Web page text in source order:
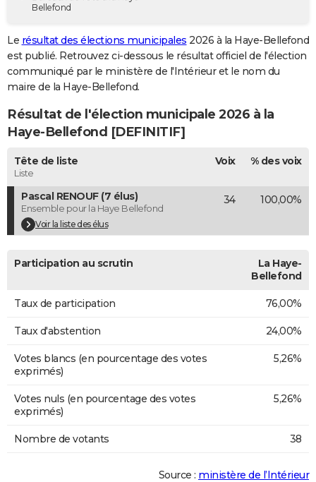
Destinations
City break
Voyage nature
Voyage de noces
Forum
GUIDES D'ACHAT
BONS PLANS
Carte de Noël
Carte Bonne année
Carte Saint-Valentin
Carte Pâques
Carte d'anniversaire
DICTIONNAIRE
Dictionnaire
Biographies
Citations
Expressions
Proverbes
PROGRAMME TV
COPAINS D'AVANT
S'inscrire
Se connecter
Lycées
Collèges
Primaires
Universités
Entreprises
Service militaire
Avis de recherche
AVIS DE DÉCÈS
Bricolage
Television
Bellefond
Le résultat des élections municipales 2026 à la Haye-Bellefond
est publié. Retrouvez ci-dessous le résultat officiel de l'élection
communiqué par le ministère de l'Intérieur et le nom du
maire de la Haye-Bellefond.
Résultat de l'élection municipale 2026 à la
Haye-Bellefond [DEFINITIF]
Tête de liste
Liste
Voix % des voix
Pascal RENOUF (7 élus)
Ensemble pour la Haye Bellefond
Voir la liste des élus
34 100,00%
Participation au scrutin
La Haye-
Bellefond
Taux de participation 76,00%
Taux d'abstention 24,00%
Votes blancs (en pourcentage des votes
exprimés)
5,26%
Votes nuls (en pourcentage des votes
exprimés)
5,26%
Nombre de votants 38
Source : ministère de l’Intérieur